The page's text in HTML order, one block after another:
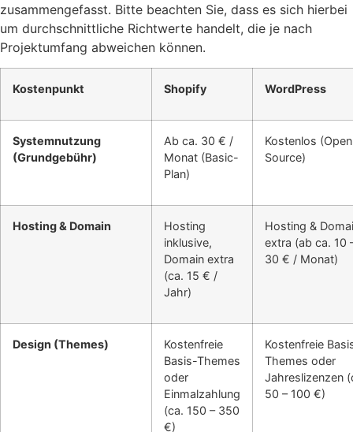
zusammengefasst. Bitte beachten Sie, dass es sich hierbei
um durchschnittliche Richtwerte handelt, die je nach
Projektumfang abweichen können.
Kostenpunkt Shopify WordPress
Systemnutzung
(Grundgebühr)
Ab ca. 30 € /
Monat (Basic-
Plan)
Kostenlos (Open
Source)
Hosting & Domain
Hosting
inklusive,
Domain extra
(ca. 15 € /
Jahr)
Hosting &
extra (ab ca. 10
30 € / Monat)
Design (Themes)
Kostenfreie
Basis-Themes
oder
Einmalzahlung
(ca. 150 – 350
€)
Kostenfreie
Themes oder
Jahreslizenzen
50 – 100 €)